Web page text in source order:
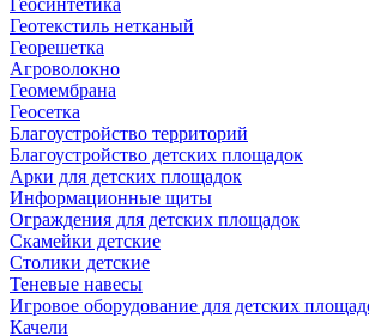
Геосинтетика
Геотекстиль нетканый
Георешетка
Агроволокно
Геомембрана
Геосетка
Благоустройство территорий
Благоустройство детских площадок
Арки для детских площадок
Информационные щиты
Ограждения для детских площадок
Скамейки детские
Столики детские
Теневые навесы
Игровое оборудование для детских
Качели